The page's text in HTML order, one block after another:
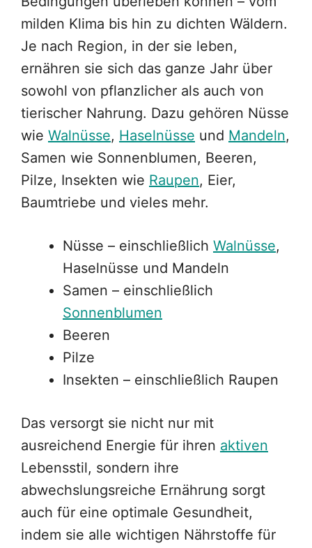
milden Klima bis hin zu dichten Wäldern.
Je nach Region, in der sie leben,
ernähren sie sich das ganze Jahr über
sowohl von pflanzlicher als auch von
tierischer Nahrung. Dazu gehören Nüsse
wie Walnüsse, Haselnüsse und Mandeln,
Samen wie Sonnenblumen, Beeren,
Pilze, Insekten wie Raupen, Eier,
Baumtriebe und vieles mehr.
Nüsse – einschließlich Walnüsse,
Haselnüsse und Mandeln
Samen – einschließlich
Sonnenblumen
Beeren
Pilze
Insekten – einschließlich Raupen
Das versorgt sie nicht nur mit
ausreichend Energie für ihren aktiven
Lebensstil, sondern ihre
abwechslungsreiche Ernährung sorgt
auch für eine optimale Gesundheit,
indem sie alle wichtigen Nährstoffe für